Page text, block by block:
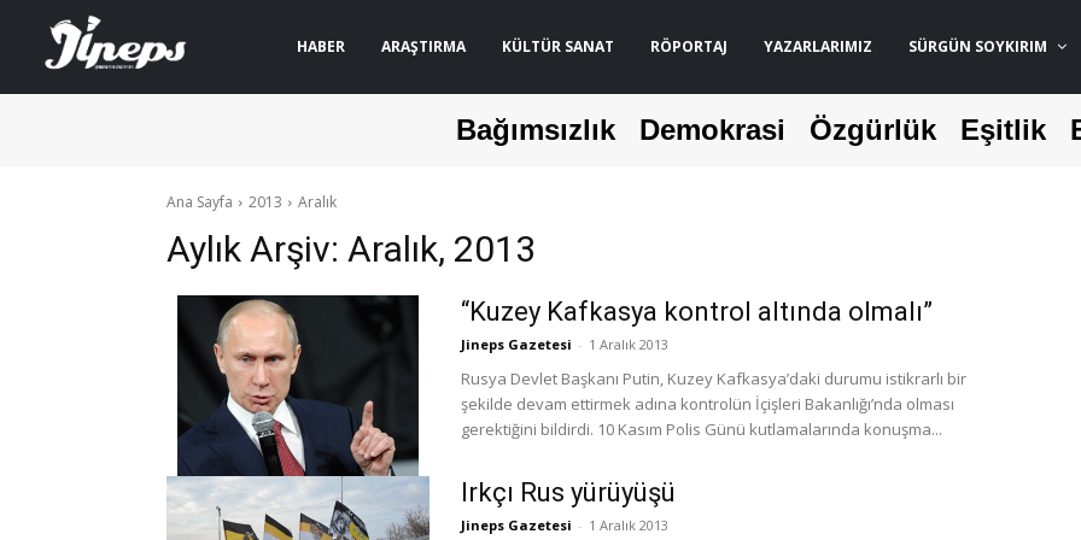
HABER ARAŞTIRMA KÜLTÜR SANAT RÖPORTAJ YAZARLARIMIZ SÜRGÜN SOYKIRIM
Bağımsızlık Demokrasi Özgürlük Eşitlik
Ana Sayfa 2013 Aralık
Aylık Arşiv: Aralık, 2013
“Kuzey Kafkasya kontrol altında olmalı”
Jineps Gazetesi - 1 Aralık 2013
Rusya Devlet Başkanı Putin, Kuzey Kafkasya’daki durumu istikrarlı bir
şekilde devam ettirmek adına kontrolün İçişleri Bakanlığı’nda olması
gerektiğini bildirdi. 10 Kasım Polis Günü kutlamalarında konuşma...
Irkçı Rus yürüyüşü
Jineps Gazetesi - 1 Aralık 2013